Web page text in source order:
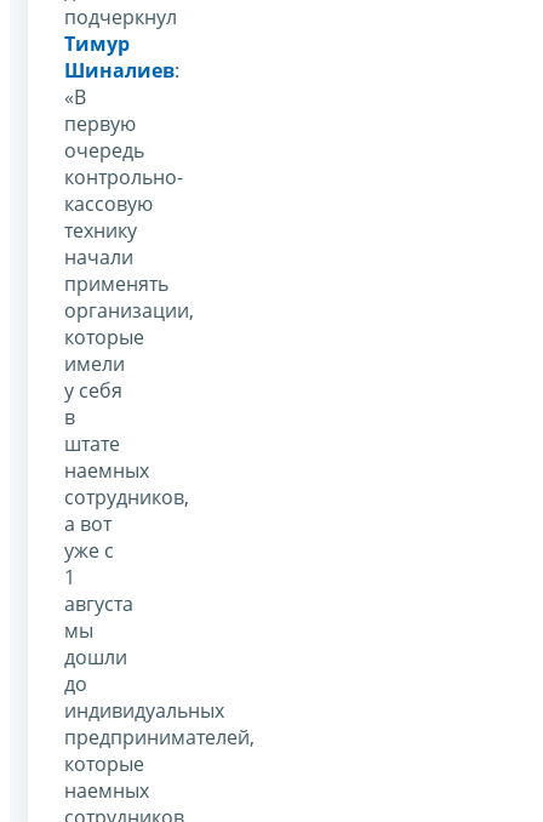
подчеркнул
Тимур
Шиналиев:
«В
первую
очередь
контрольно-
кассовую
технику
начали
применять
организации,
которые
имели
у себя
в
штате
наемных
сотрудников,
а вот
уже с
1
августа
мы
дошли
до
индивидуальных
предпринимателей,
которые
наемных
сотрудников